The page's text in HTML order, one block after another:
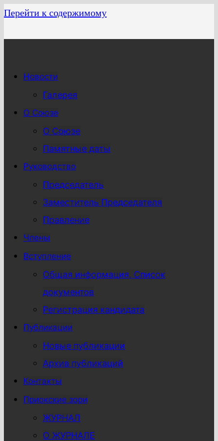
Перейти к содержимому
Новости
Галерея
О Союзе
О Союзе
Памятные даты
Руководство
Председатель
Заместитель Председателя
Правление
Члены
Вступление
Общая информация, Список
документов
Регистрация кандидата
Публикации
Новые публикации
Архив публикаций
Контакты
Приокские зори
ЖУРНАЛ
О ЖУРНАЛЕ